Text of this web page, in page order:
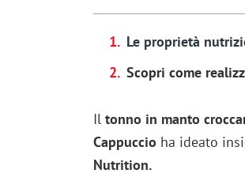
Le proprietà
Scopri come
Il tonno in manto
Cappuccio ha ideato
Nutrition.